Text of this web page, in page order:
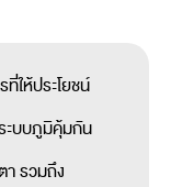
ให้ประโยชน์
ะบบภูมิคุ้มกัน
า รวมถึง